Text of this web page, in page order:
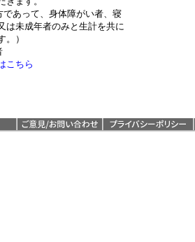
であって、身体障がい者、寝
は未成年者のみと生計を共に
。）
こちら